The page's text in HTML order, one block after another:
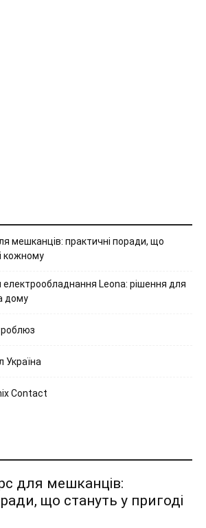
мешканців: практичні поради, що
кожному
електрообладнання Leona: рішення для
дому
Україна
Contact
для мешканців:
що стануть у пригоді